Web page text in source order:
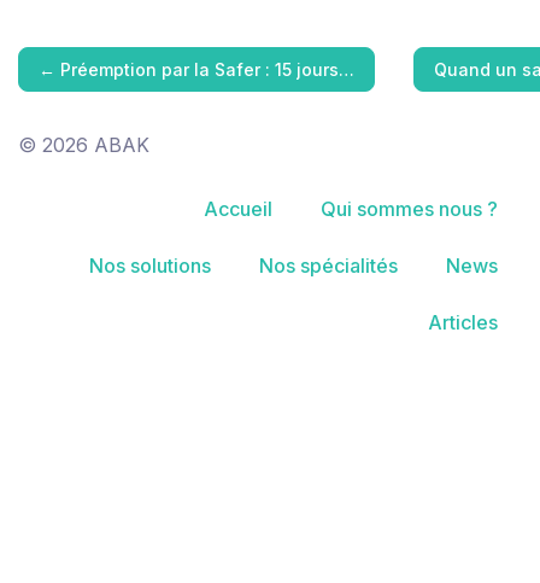
← Préemption par la Safer : 15 jours… Quand un
© 2026 ABAK
Accueil Qui sommes nous ?
Nos solutions Nos spécialités News
Articles